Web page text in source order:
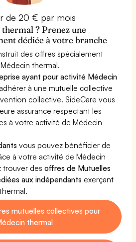
de 20 € par mois
? Prenez une
dédiée à votre branche
des offres spécialement
thermal.
ayant pour activité Médecin
à une mutuelle collective
collective. SideCare vous
assurance respectant les
à votre activité de Médecin
vous pouvez bénéficier de
à votre activité de Médecin
trouver desoffres de Mutuelles
aux indépendants exerçant
mutuelles collectives pour
thermal